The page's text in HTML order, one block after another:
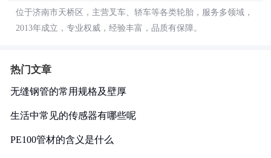
位于济南市天桥区，主营叉车、轿车等各类轮胎，服务多领域，
2013年成立，专业权威，经验丰富，品质有保障。
热门文章
无缝钢管的常用规格及壁厚
生活中常见的传感器有哪些呢
PE100管材的含义是什么